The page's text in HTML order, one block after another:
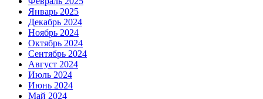
Январь 2025
Декабрь 2024
Ноябрь 2024
Октябрь 2024
Сентябрь 2024
Август 2024
Июль 2024
Июнь 2024
Май 2024